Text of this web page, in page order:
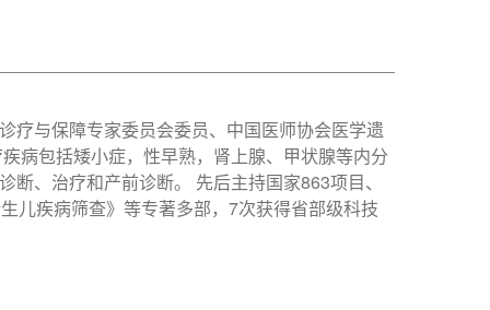
疗与保障专家委员会委员、中国医师协会医学遗
病包括矮小症，性早熟，肾上腺、甲状腺等内分
、治疗和产前诊断。 先后主持国家863项目、
儿疾病筛查》等专著多部，7次获得省部级科技